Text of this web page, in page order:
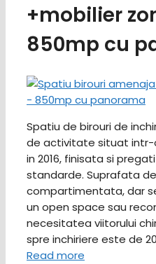
+mobilier
850mp cu
Spatiu de birouri de
de activitate situat intr-
in 2016, finisata si
standarde. Suprafata
compartimentata, dar
un open space sau
necesitatea viitorului
spre inchiriere este de
Read more